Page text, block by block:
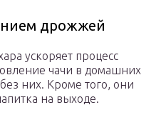
дрожжей
ускоряет процесс
чачи в домашних
них. Кроме того, они
на выходе.